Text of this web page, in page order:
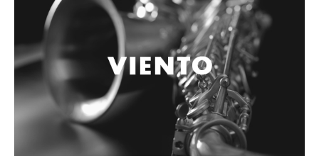
Instrumento
Micrófono
Sonido
Parlante
Video y USB
Espigas y conectores
Accesorios